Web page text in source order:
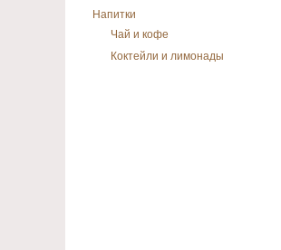
Напитки
Чай и кофе
Коктейли и лимонады